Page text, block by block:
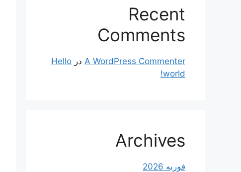
Recent
Comments
A WordPress Commenter در Hello
world!
Archives
فوریه 2026